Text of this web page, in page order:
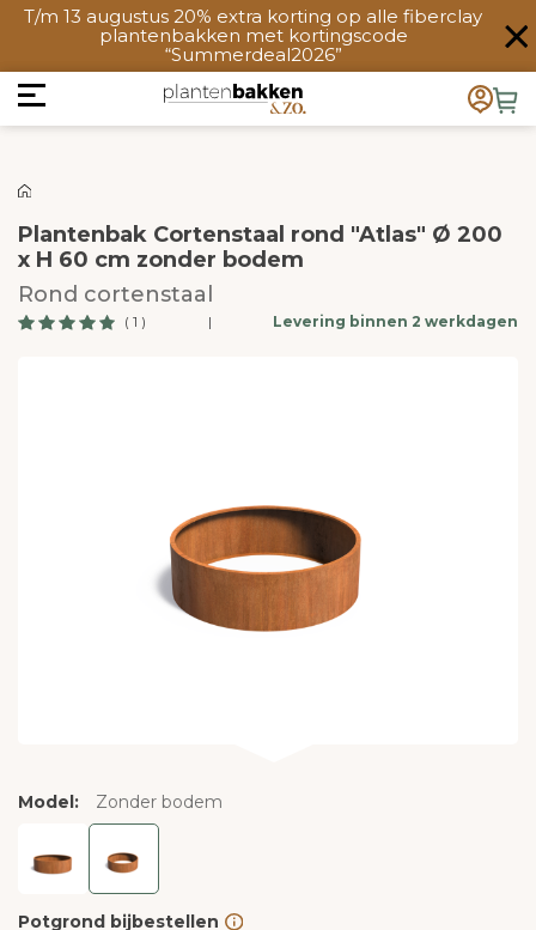
T/m 13 augustus 20% extra korting op alle fiberclay
plantenbakken met kortingscode
“Summerdeal2026”
Plantenbak Cortenstaal rond "Atlas" Ø 200
x H 60 cm zonder bodem
Rond cortenstaal
( 1 ) | Levering binnen 2 werkdagen
Model: Zonder bodem
Potgrond bijbestellen